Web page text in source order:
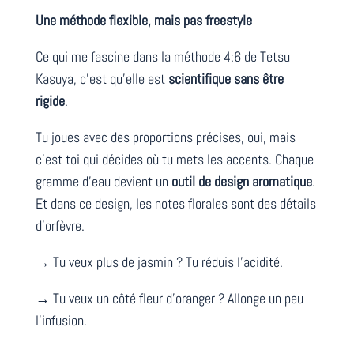
Une méthode flexible, mais pas freestyle
Ce qui me fascine dans la méthode 4:6 de Tetsu
Kasuya, c’est qu’elle est scientifique sans être
rigide.
Tu joues avec des proportions précises, oui, mais
c’est toi qui décides où tu mets les accents. Chaque
gramme d’eau devient un outil de design aromatique.
Et dans ce design, les notes florales sont des détails
d’orfèvre.
→ Tu veux plus de jasmin ? Tu réduis l’acidité.
→ Tu veux un côté fleur d’oranger ? Allonge un peu
l’infusion.